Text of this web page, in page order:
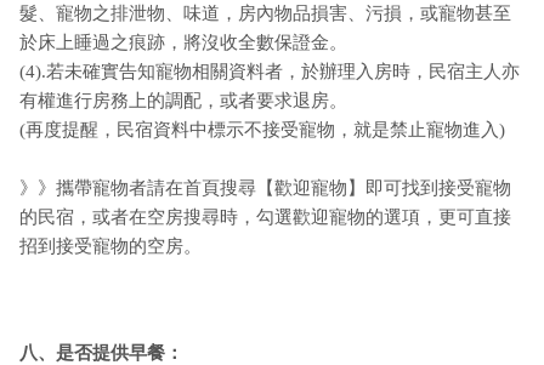
髮、寵物之排泄物、味道，房內物品損害、污損，或寵物甚至
於床上睡過之痕跡，將沒收全數保證金。
(4).若未確實告知寵物相關資料者，於辦理入房時，民宿主人亦
有權進行房務上的調配，或者要求退房。
(再度提醒，民宿資料中標示不接受寵物，就是禁止寵物進入)
》》攜帶寵物者請在首頁搜尋【歡迎寵物】即可找到接受寵物
的民宿，或者在空房搜尋時，勾選歡迎寵物的選項，更可直接
招到接受寵物的空房。
八、是否提供早餐：